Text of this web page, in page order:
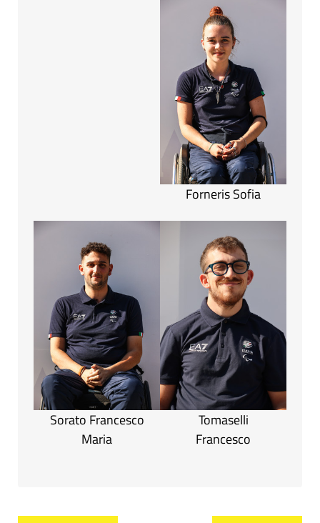
Forneris Sofia
Sorato Francesco
Maria
Tomaselli
Francesco